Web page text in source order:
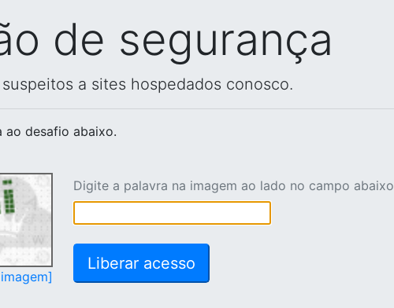
de segurança
a sites hospedados conosco.
ao desafio abaixo.
Digite a palavra na imagem ao lado no campo abaixo